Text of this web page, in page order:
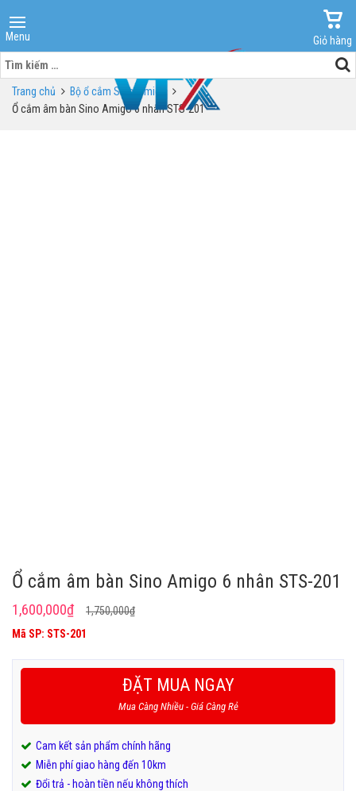
Menu
Giỏ hàng
Tìm
kiếm
cho:Trang chủ
Bộ ổ cắm Sino Amigo
Ổ cắm âm bàn Sino Amigo 6 nhân STS-201
Ổ cắm âm bàn Sino Amigo 6 nhân STS-201
1,750,000₫Giá
1,750,000₫.
1,600,000₫
Giá
là:
1,600,000₫.
Mã SP: STS-201
ĐẶT MUA NGAY
Mua Càng Nhiều - Giá Càng Rẻ
Cam kết sản phẩm chính hãng
Miễn phí giao hàng đến 10km
Đổi trả - hoàn tiền nếu không thích